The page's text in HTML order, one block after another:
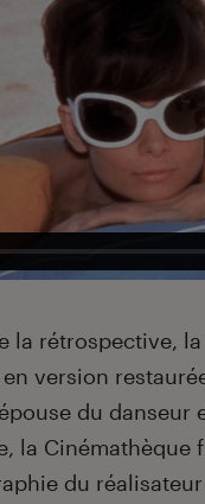
la rétrospective,
en version
du danseur
la Cinémathèque
du